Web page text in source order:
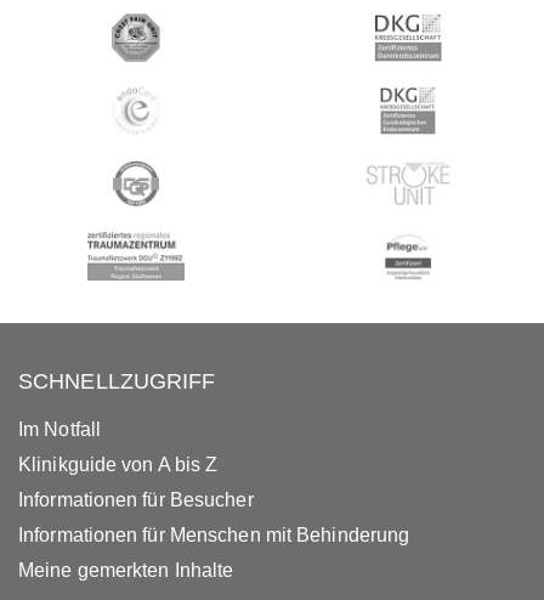
SCHNELLZUGRIFF
Im Notfall
Klinikguide von A bis Z
Informationen für Besucher
Informationen für Menschen mit Behinderung
Meine gemerkten Inhalte